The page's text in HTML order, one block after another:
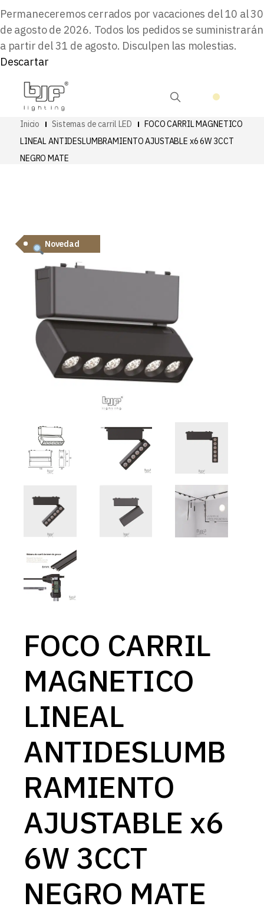
Permaneceremos cerrados por vacaciones del 10 al 30
de agosto de 2026. Todos los pedidos se suministrarán
a partir del 31 de agosto. Disculpen las molestias.
Descartar
Inicio Sistemas de carril LED
FOCO CARRIL MAGNETICO
LINEAL ANTIDESLUMBRAMIENTO AJUSTABLE x6 6W 3CCT
NEGRO MATE
Novedad
FOCO CARRIL
MAGNETICO
LINEAL
ANTIDESLUMB
RAMIENTO
AJUSTABLE x6
6W 3CCT
NEGRO MATE